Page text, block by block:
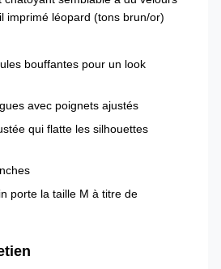
imprimé léopard (tons brun/or)
bouffantes pour un look
avec poignets ajustés
qui flatte les silhouettes
porte la taille M à titre de